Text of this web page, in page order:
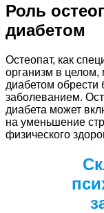
Роль
диабетом
Остеопат, как
организм в целом,
диабетом обрести
заболеванием.
диабета может
на уменьшение
физического